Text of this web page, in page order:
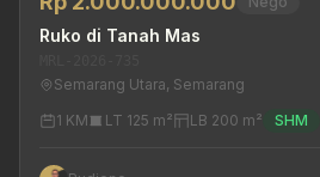
Ruko di Tanah Mas
Semarang Utara, Semarang
1 KM
LT 125 m² LB 200 m² SHM